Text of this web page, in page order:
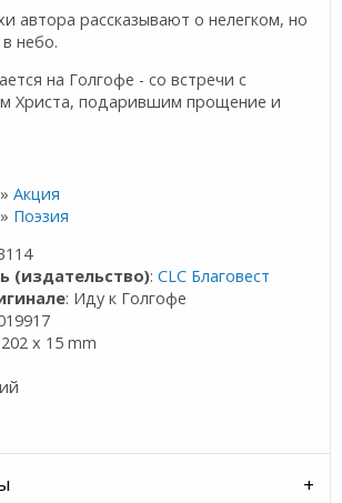
автора рассказывают о нелегком, но
небо.
на Голгофе - со встречи с
Христа, подарившим прощение и
»Акция
» Поэзия
(издательство):CLC Благовест
: Иду к Голгофе
x 15 mm